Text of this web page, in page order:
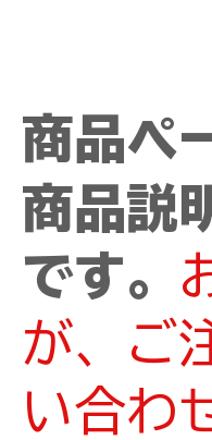
商品ペ
商品説
です。
が、ご
い合わ